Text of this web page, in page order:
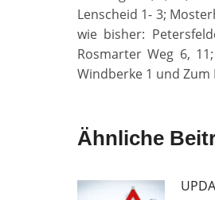
Lenscheid 1- 3;
wie bisher:
Rosmarter Weg 6,
Windberke 1 und Zum
Ähnliche